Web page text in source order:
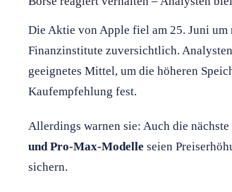
Die Aktie von Apple fiel am 25. Juni
Finanzinstitute zuversichtlich.
geeignetes Mittel, um die höheren
Kaufempfehlung fest.
Allerdings warnen sie: Auch die
und Pro-Max-Modelle seien
sichern.